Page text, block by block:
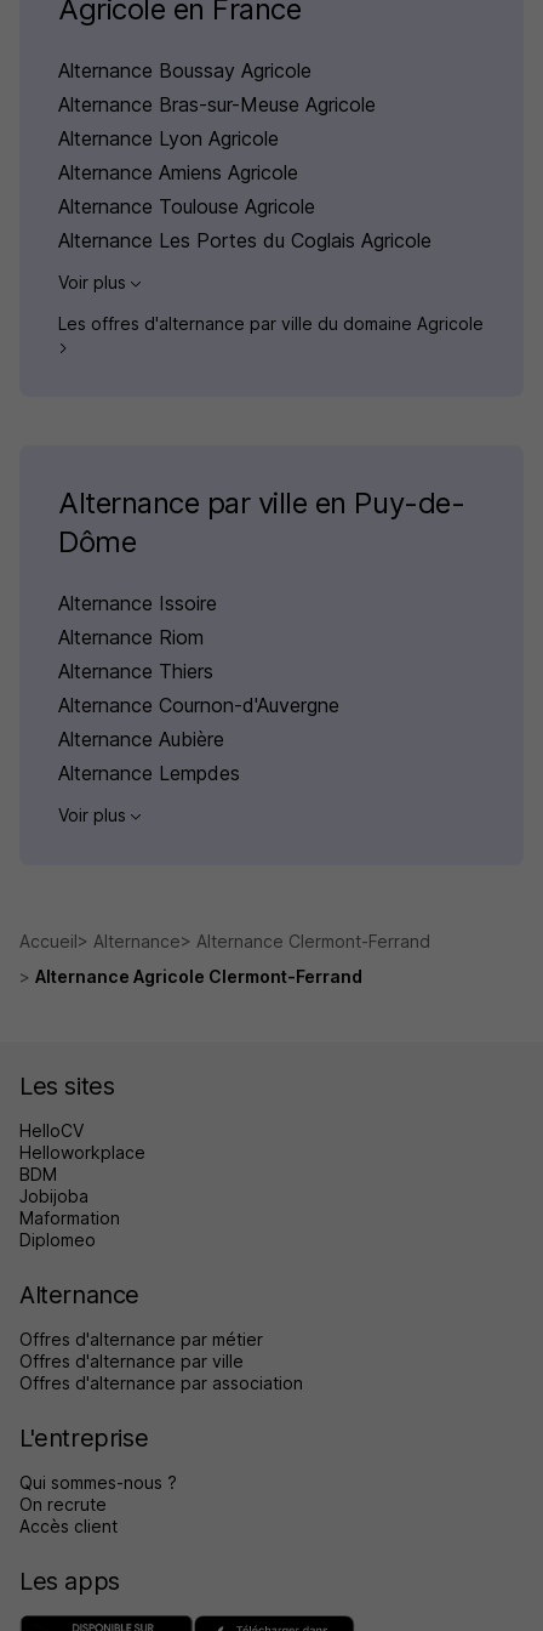
Agricole en France
Alternance Boussay Agricole
Alternance Bras-sur-Meuse Agricole
Alternance Lyon Agricole
Alternance Amiens Agricole
Alternance Toulouse Agricole
Alternance Les Portes du Coglais Agricole
Voir plus
Les offres d'alternance par ville du domaine Agricole
Alternance par ville en Puy-de-
Dôme
Alternance Issoire
Alternance Riom
Alternance Thiers
Alternance Cournon-d'Auvergne
Alternance Aubière
Alternance Lempdes
Voir plus
Accueil Alternance
Alternance Clermont-Ferrand
Alternance Agricole Clermont-Ferrand
Les sites
HelloCV
Helloworkplace
BDM
Jobijoba
Maformation
Diplomeo
Alternance
Offres d'alternance par métier
Offres d'alternance par ville
Offres d'alternance par association
L'entreprise
Qui sommes-nous ?
On recrute
Accès client
Les apps